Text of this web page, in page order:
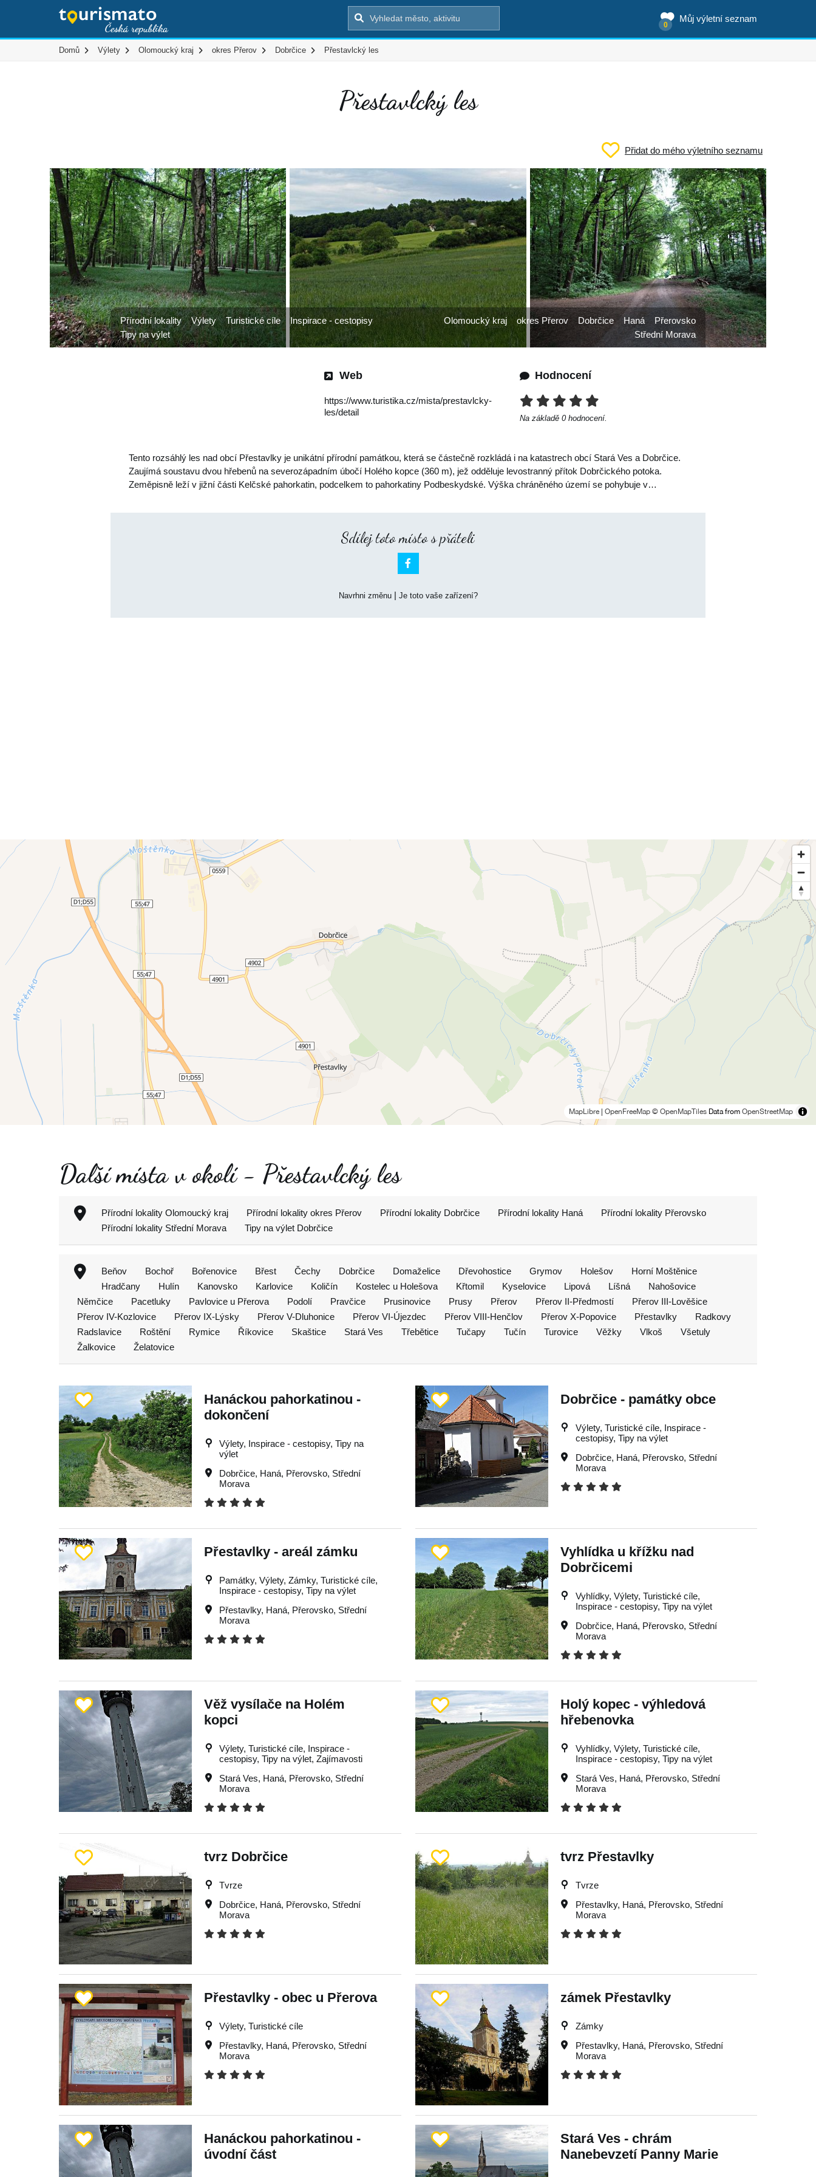
Můj výletní seznam
0
Domů Výlety Olomoucký kraj okres Přerov Dobrčice Přestavlcký les
Přestavlcký les
Přidat do mého výletního seznamu
Web
https://www.turistika.cz/mista/prestavlcky-
les/detail
Hodnocení
Na základě 0 hodnocení.
Tento rozsáhlý les nad obcí Přestavlky je unikátní přírodní památkou, která se částečně rozkládá i na katastrech obcí Stará Ves a Dobrčice.
Zaujímá soustavu dvou hřebenů na severozápadním úbočí Holého kopce (360 m), jež odděluje levostranný přítok Dobrčického potoka.
Zeměpisně leží v jižní části Kelčské pahorkatin, podcelkem to pahorkatiny Podbeskydské. Výška chráněného území se pohybuje v…
Přírodní lokality Výlety Turistické cíle
Inspirace - cestopisy
Tipy na výlet
Olomoucký kraj okres Přerov Dobrčice Haná
Přerovsko
Střední Morava
Sdílej toto místo s přáteli

Navrhni změnu| Je toto vaše zařízení?
MapLibre OpenFreeMap © OpenMapTiles Data from OpenStreetMap
Další místa v okolí - Přestavlcký les
Přírodní lokality Olomoucký kraj Přírodní lokality okres Přerov Přírodní lokality Dobrčice Přírodní lokality Haná
Přírodní lokality Přerovsko
Přírodní lokality Střední Morava
Tipy na výlet Dobrčice
Beňov Bochoř Bořenovice Břest Čechy Dobrčice Domaželice Dřevohostice Grymov Holešov
Horní Moštěnice
Hradčany
Hulín Kanovsko Karlovice Količín Kostelec u Holešova Křtomil Kyselovice Lipová Líšná
Nahošovice
Němčice
Pacetluky Pavlovice u Přerova Podolí Pravčice Prusinovice Prusy Přerov Přerov II-Předmostí
Přerov III-Lověšice
Přerov IV-Kozlovice
Přerov IX-Lýsky Přerov V-Dluhonice Přerov VI-Újezdec Přerov VIII-Henčlov Přerov X-Popovice Přestavlky
Radkovy
Radslavice
Roštění Rymice Říkovice Skaštice Stará Ves Třebětice Tučapy Tučín Turovice Věžky Vlkoš
Všetuly
Žalkovice
Želatovice
Hanáckou pahorkatinou -
dokončení
Výlety, Inspirace - cestopisy, Tipy na
výlet
Dobrčice, Haná, Přerovsko, Střední
Morava
Dobrčice - památky obce
Výlety, Turistické cíle, Inspirace -
cestopisy, Tipy na výlet
Dobrčice, Haná, Přerovsko, Střední
Morava
Přestavlky - areál zámku
Památky, Výlety, Zámky, Turistické cíle,
Inspirace - cestopisy, Tipy na výlet
Přestavlky, Haná, Přerovsko, Střední
Morava
Vyhlídka u křížku nad
Dobrčicemi
Vyhlídky, Výlety, Turistické cíle,
Inspirace - cestopisy, Tipy na výlet
Dobrčice, Haná, Přerovsko, Střední
Morava
Věž vysílače na Holém
kopci
Výlety, Turistické cíle, Inspirace -
cestopisy, Tipy na výlet, Zajímavosti
Stará Ves, Haná, Přerovsko, Střední
Morava
Holý kopec - výhledová
hřebenovka
Vyhlídky, Výlety, Turistické cíle,
Inspirace - cestopisy, Tipy na výlet
Stará Ves, Haná, Přerovsko, Střední
Morava
tvrz Dobrčice
Tvrze
Dobrčice, Haná, Přerovsko, Střední
Morava
tvrz Přestavlky
Tvrze
Přestavlky, Haná, Přerovsko, Střední
Morava
Přestavlky - obec u Přerova
Výlety, Turistické cíle
Přestavlky, Haná, Přerovsko, Střední
Morava
zámek Přestavlky
Zámky
Přestavlky, Haná, Přerovsko, Střední
Morava
Hanáckou pahorkatinou -
úvodní část
Stará Ves - chrám
Nanebevzetí Panny Marie